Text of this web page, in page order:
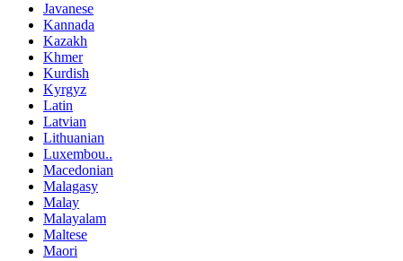
Javanese
Kannada
Kazakh
Khmer
Kurdish
Kyrgyz
Latin
Latvian
Lithuanian
Luxembou..
Macedonian
Malagasy
Malay
Malayalam
Maltese
Maori